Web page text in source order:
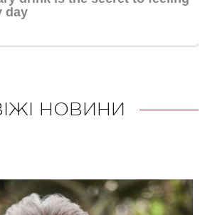
НОВИНИ